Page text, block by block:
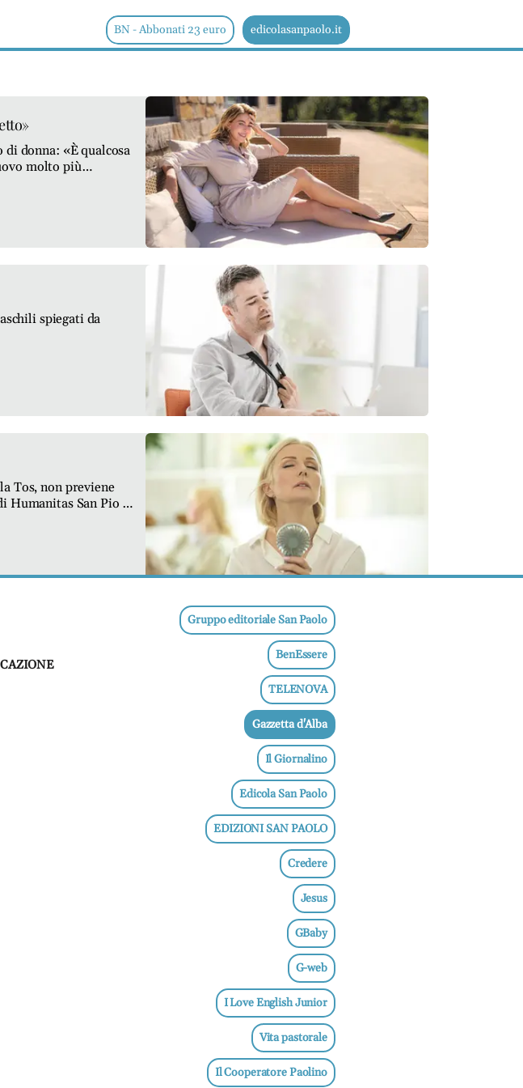
BN - Abbonati 23 euro edicolasanpaolo.it
donna: «È qualcosa
molto più
spiegati da
Tos, non previene
Humanitas San Pio X
Gruppo editoriale San Paolo
BenEssere
TELENOVA
Gazzetta d'Alba
Il Giornalino
Edicola San Paolo
EDIZIONI SAN PAOLO
Credere
Jesus
GBaby
G-web
I Love English Junior
Vita pastorale
Il Cooperatore Paolino